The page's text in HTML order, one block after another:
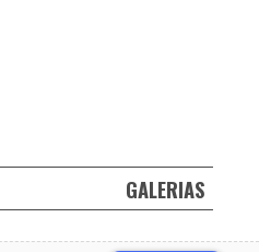
GALERIAS